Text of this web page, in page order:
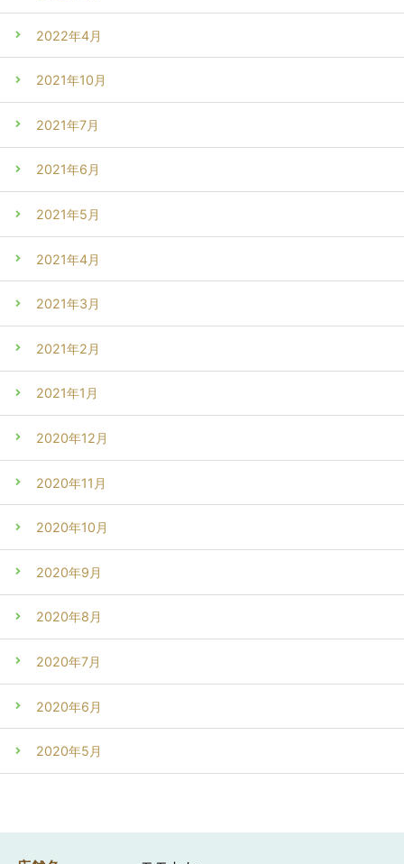
2022年4月
2021年10月
2021年7月
2021年6月
2021年5月
2021年4月
2021年3月
2021年2月
2021年1月
2020年12月
2020年11月
2020年10月
2020年9月
2020年8月
2020年7月
2020年6月
2020年5月